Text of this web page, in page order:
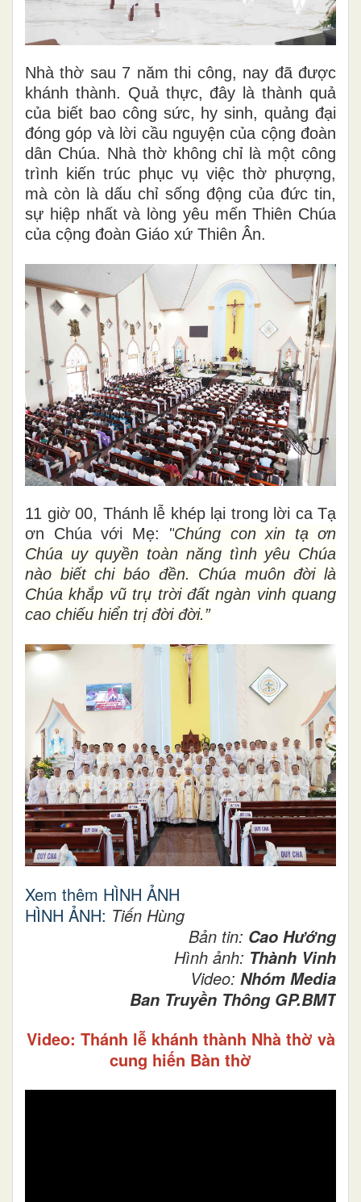
Nhà thờ sau 7 năm thi công, nay đã được
khánh thành. Quả thực, đây là thành quả
của biết bao công sức, hy sinh, quảng đại
đóng góp và lời cầu nguyện của cộng đoàn
dân Chúa. Nhà thờ không chỉ là một công
trình kiến trúc phục vụ việc thờ phượng,
mà còn là dấu chỉ sống động của đức tin,
sự hiệp nhất và lòng yêu mến Thiên Chúa
của cộng đoàn Giáo xứ Thiên Ân.
11 giờ 00, Thánh lễ khép lại trong lời ca Tạ
ơn Chúa với Mẹ: "Chúng con xin tạ ơn
Chúa uy quyền toàn năng tình yêu Chúa
nào biết chi báo đền. Chúa muôn đời là
Chúa khắp vũ trụ trời đất ngàn vinh quang
cao chiếu hiển trị đời đời.”
Xem thêm HÌNH ẢNH
HÌNH ẢNH: Tiến Hùng
Bản tin: Cao Hướng
Hình ảnh: Thành Vinh
Video: Nhóm Media
Ban Truyền Thông GP.BMT
Video: Thánh lễ khánh thành Nhà thờ và
cung hiến Bàn thờ